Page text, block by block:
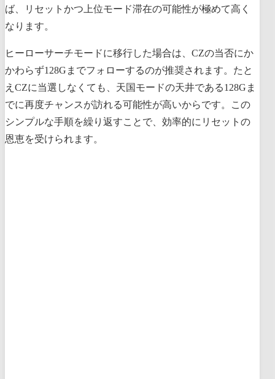
ば、リセットかつ上位モード滞在の可能性が極めて高く
なります。
ヒーローサーチモードに移行した場合は、CZの当否にか
かわらず128Gまでフォローするのが推奨されます。たと
えCZに当選しなくても、天国モードの天井である128Gま
でに再度チャンスが訪れる可能性が高いからです。この
シンプルな手順を繰り返すことで、効率的にリセットの
恩恵を受けられます。